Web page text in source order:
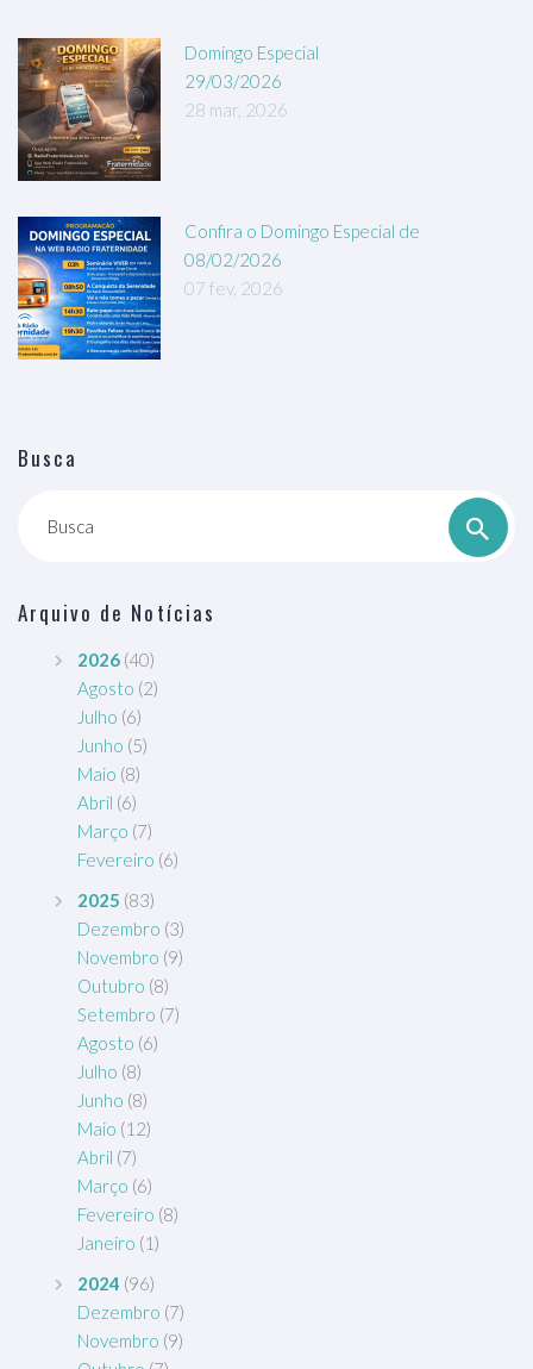
Domingo Especial
29/03/2026
28 mar, 2026
Confira o Domingo Especial de
08/02/2026
07 fev, 2026
Busca
Busca
Arquivo de Notícias
2026 (40)
Agosto (2)
Julho (6)
Junho (5)
Maio (8)
Abril (6)
Março (7)
Fevereiro (6)
2025 (83)
Dezembro (3)
Novembro (9)
Outubro (8)
Setembro (7)
Agosto (6)
Julho (8)
Junho (8)
Maio (12)
Abril (7)
Março (6)
Fevereiro (8)
Janeiro (1)
2024 (96)
Dezembro (7)
Novembro (9)